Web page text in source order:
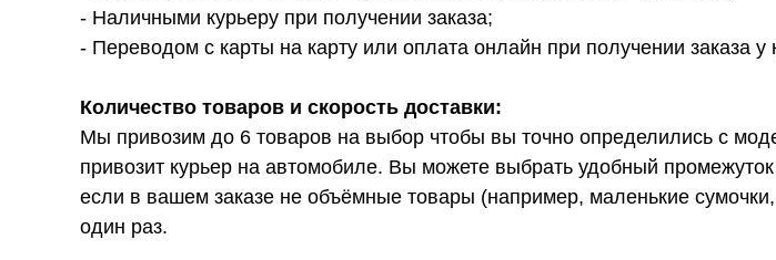
- Наличными курьеру при получении заказа;
- Переводом с карты на карту или оплата онлайн при получении заказа у
Количество товаров и скорость доставки:
Мы привозим до 6 товаров на выбор чтобы вы точно определились с
привозит курьер на автомобиле. Вы можете выбрать удобный
если в вашем заказе не объёмные товары (например, маленькие
один раз.